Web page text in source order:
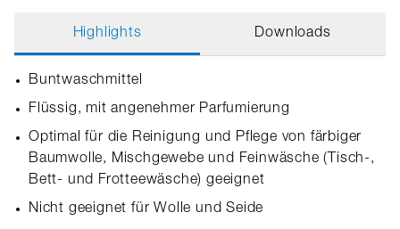
Highlights Downloads
Buntwaschmittel
Flüssig, mit angenehmer Parfumierung
Optimal für die Reinigung und Pflege von färbiger
Baumwolle, Mischgewebe und Feinwäsche (Tisch-,
Bett- und Frotteewäsche) geeignet
Nicht geeignet für Wolle und Seide